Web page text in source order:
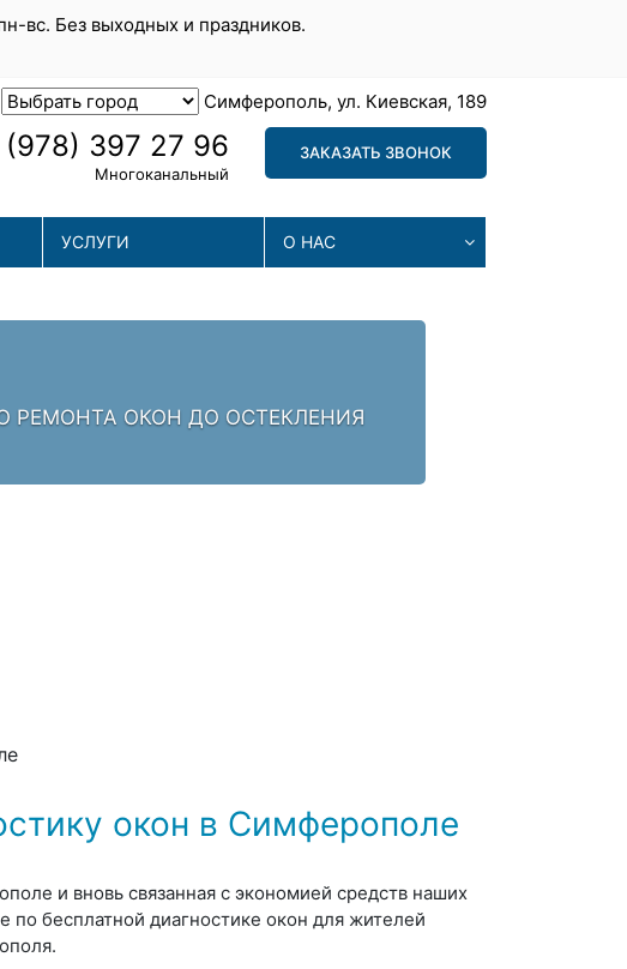
вс. Без выходных и праздников.
Симферополь, ул. Киевская, 189
(978) 397 27 96
Многоканальный
ЗАКАЗАТЬ ЗВОНОК
УСЛУГИ О НАС
И РЕМОНТА. ЗАЛОГ УСПЕХА -
окон в Симферополе
и вновь связанная с экономией средств наших
бесплатной диагностике окон для жителей